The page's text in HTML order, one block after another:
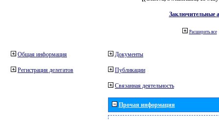
Заключительные
Расширить все
Общая информация
Регистрация делегатов
Документы
Публикации
Связанная деятельность
Прочая информация